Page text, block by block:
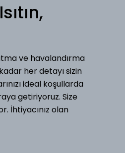
ve havalandırma
her detayı sizin
ideal koşullarda
getiriyoruz. Size
İhtiyacınız olan